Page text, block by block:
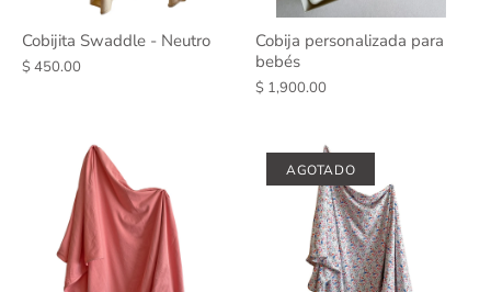
Cobijita Swaddle - Neutro
$ 450.00
Cobija personalizada para
bebés
$ 1,900.00
AGOTADO